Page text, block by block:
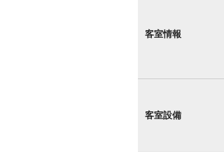
報
客室情報
客室設備